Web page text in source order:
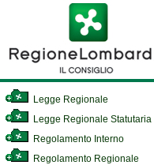
Legge Regionale
Legge Regionale Statutaria
Regolamento Interno
Regolamento Regionale